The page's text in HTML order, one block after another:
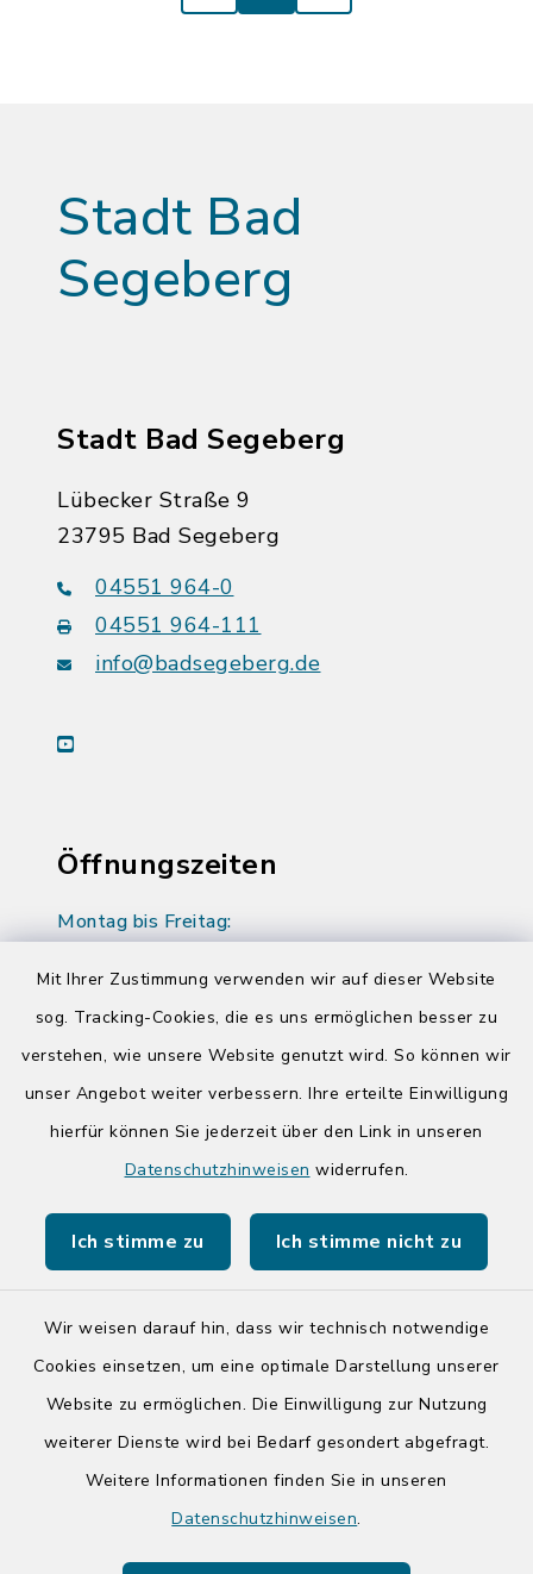
Mit Ihrer Zustimmung verwenden wir auf dieser Website
sog. Tracking-Cookies, die es uns ermöglichen besser zu
verstehen, wie unsere Website genutzt wird. So können wir
unser Angebot weiter verbessern. Ihre erteilte Einwilligung
hierfür können Sie jederzeit über den Link in unseren
Datenschutzhinweisen widerrufen.
Ich stimme zu Ich stimme nicht zu
Wir weisen darauf hin, dass wir technisch notwendige
Cookies einsetzen, um eine optimale Darstellung unserer
Website zu ermöglichen. Die Einwilligung zur Nutzung
weiterer Dienste wird bei Bedarf gesondert abgefragt.
Weitere Informationen finden Sie in unseren
Datenschutzhinweisen.
Stadt Bad
Segeberg
Stadt Bad Segeberg
Lübecker Straße 9
23795 Bad Segeberg
04551 964-0
04551 964-111
info@badsegeberg.de
youtube
Öffnungszeiten
Montag bis Freitag:
Donnerstag zusätzlich:
14:00-17:00 Uhr
Quicklinks
Tourist-Info der Stadt Bad Segeberg
Barrierefreiheit